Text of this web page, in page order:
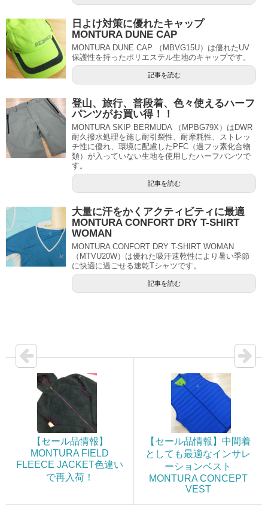
日よけ対策に優れたキャップ
MONTURA DUNE CAP
MONTURA DUNE CAP （MBVG15U）は優れたUV
保護性を持ったポリエステル生地のキャップです。
記事を読む
登山、旅行、普段着、色々使えるハーフ
パンツがお買い得！！
MONTURA SKIP BERMUDA （MPBG79X）はDWR
耐久撥水処理を施し耐引裂性、耐摩耗性、ストレッ
チ性に優れ、環境に配慮したPFC（過フッ素化合物
類）が入っていない生地を使用したハーフパンツで
す。
記事を読む
大量に汗をかくアクティビティに最適
MONTURA CONFORT DRY T-SHIRT
WOMAN
MONTURA CONFORT DRY T-SHIRT WOMAN
（MTVU20W）は優れた吸汗速乾性により暑い季節
に快適に過ごせる速乾Tシャツです。
記事を読む
【セール品情報】
MONTURA FIELD
FLEECE JACKET色違い
で再入荷！
【セール品情報】中間着
としても最適なインサレ
ーションベスト
MONTURA CONCEPT
VEST